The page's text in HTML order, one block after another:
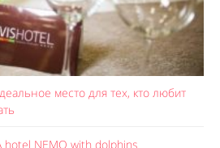
место для тех, кто любит